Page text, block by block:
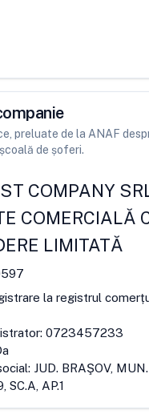
preluate de la ANAF
de șoferi.
COMPANY
COMERCIALĂ
LIMITATĂ
la registrul
0723457233
JUD. BRAŞOV,
SC.A, AP.1